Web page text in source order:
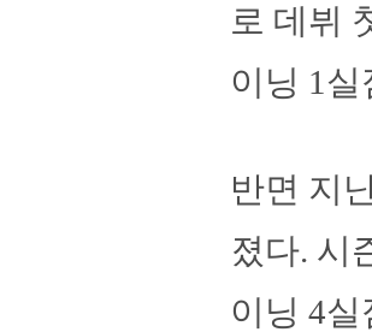
로 데뷔
이닝 1
반면 지
졌다. 시
이닝 4